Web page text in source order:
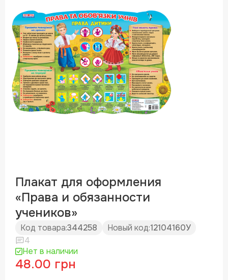
Плакат для оформления
«Права и обязанности
учеников»
Код товара:344258 Новый код:12104160У
4
Нет в наличии
48.00 грн